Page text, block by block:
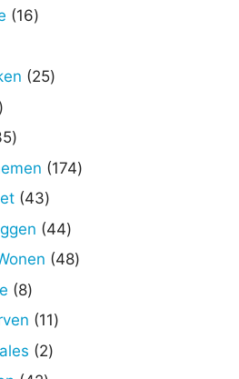
1616
2525
46
35
producten
174174
4343
producten
4444
producten
4848
88
producten
1111
22